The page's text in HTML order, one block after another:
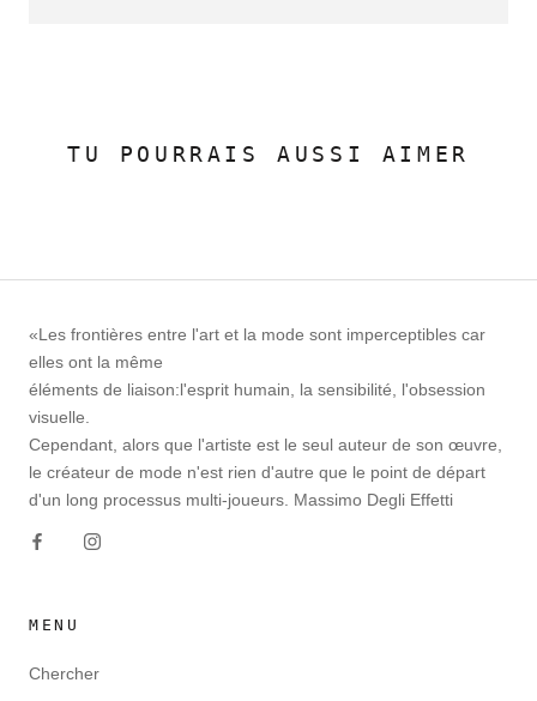
TU POURRAIS AUSSI AIMER
«Les frontières entre l'art et la mode sont imperceptibles car
elles ont la même
éléments de liaison:l'esprit humain, la sensibilité, l'obsession
visuelle.
Cependant, alors que l'artiste est le seul auteur de son œuvre,
le créateur de mode n'est rien d'autre que le point de départ
d'un long processus multi-joueurs. Massimo Degli Effetti
MENU
Chercher